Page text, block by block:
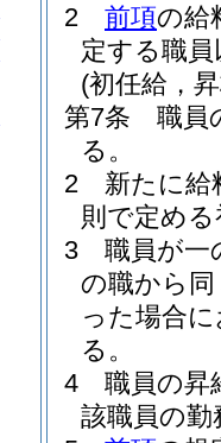
2
前項の給
定する職
(初任給，
第7条
職員
る。
2
新たに給
則で定め
3
職員が一
の職から
った場合
る。
4
職員の昇
該職員の